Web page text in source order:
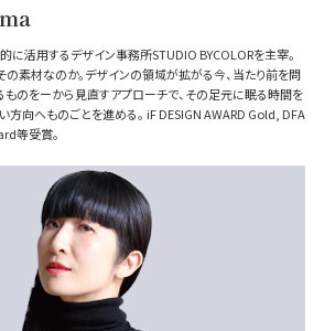
に活用するデザイン事務所STUDIO BYCOLORを主宰。
の素材なのか。デザインの領域が拡がる今、当たり前を問
ものをーから見直すアプローチで、その足元に眠る時間を
方向へものごとを進める。 iF DESIGN AWARD Gold, DFA
等受賞。